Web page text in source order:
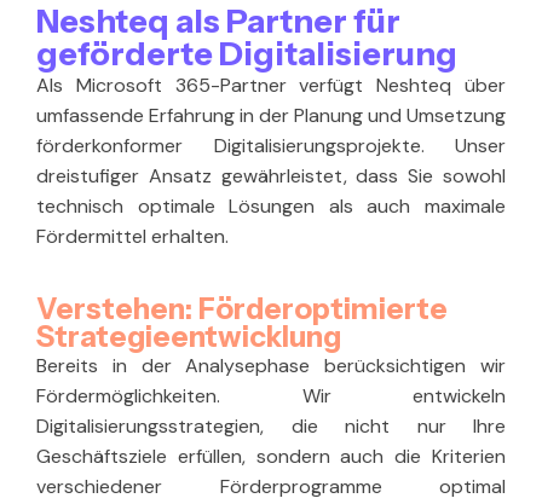
Neshteq als Partner für
geförderte Digitalisierung
Als Microsoft 365-Partner verfügt Neshteq über
umfassende Erfahrung in der Planung und Umsetzung
förderkonformer Digitalisierungsprojekte. Unser
dreistufiger Ansatz gewährleistet, dass Sie sowohl
technisch optimale Lösungen als auch maximale
Fördermittel erhalten.
Verstehen: Förderoptimierte
Strategieentwicklung
Bereits in der Analysephase berücksichtigen wir
Fördermöglichkeiten. Wir entwickeln
Digitalisierungsstrategien, die nicht nur Ihre
Geschäftsziele erfüllen, sondern auch die Kriterien
verschiedener Förderprogramme optimal